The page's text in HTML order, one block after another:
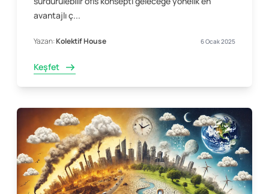
avantajlı ç...
Yazan:Kolektif House 6 Ocak 2025
Keşfet